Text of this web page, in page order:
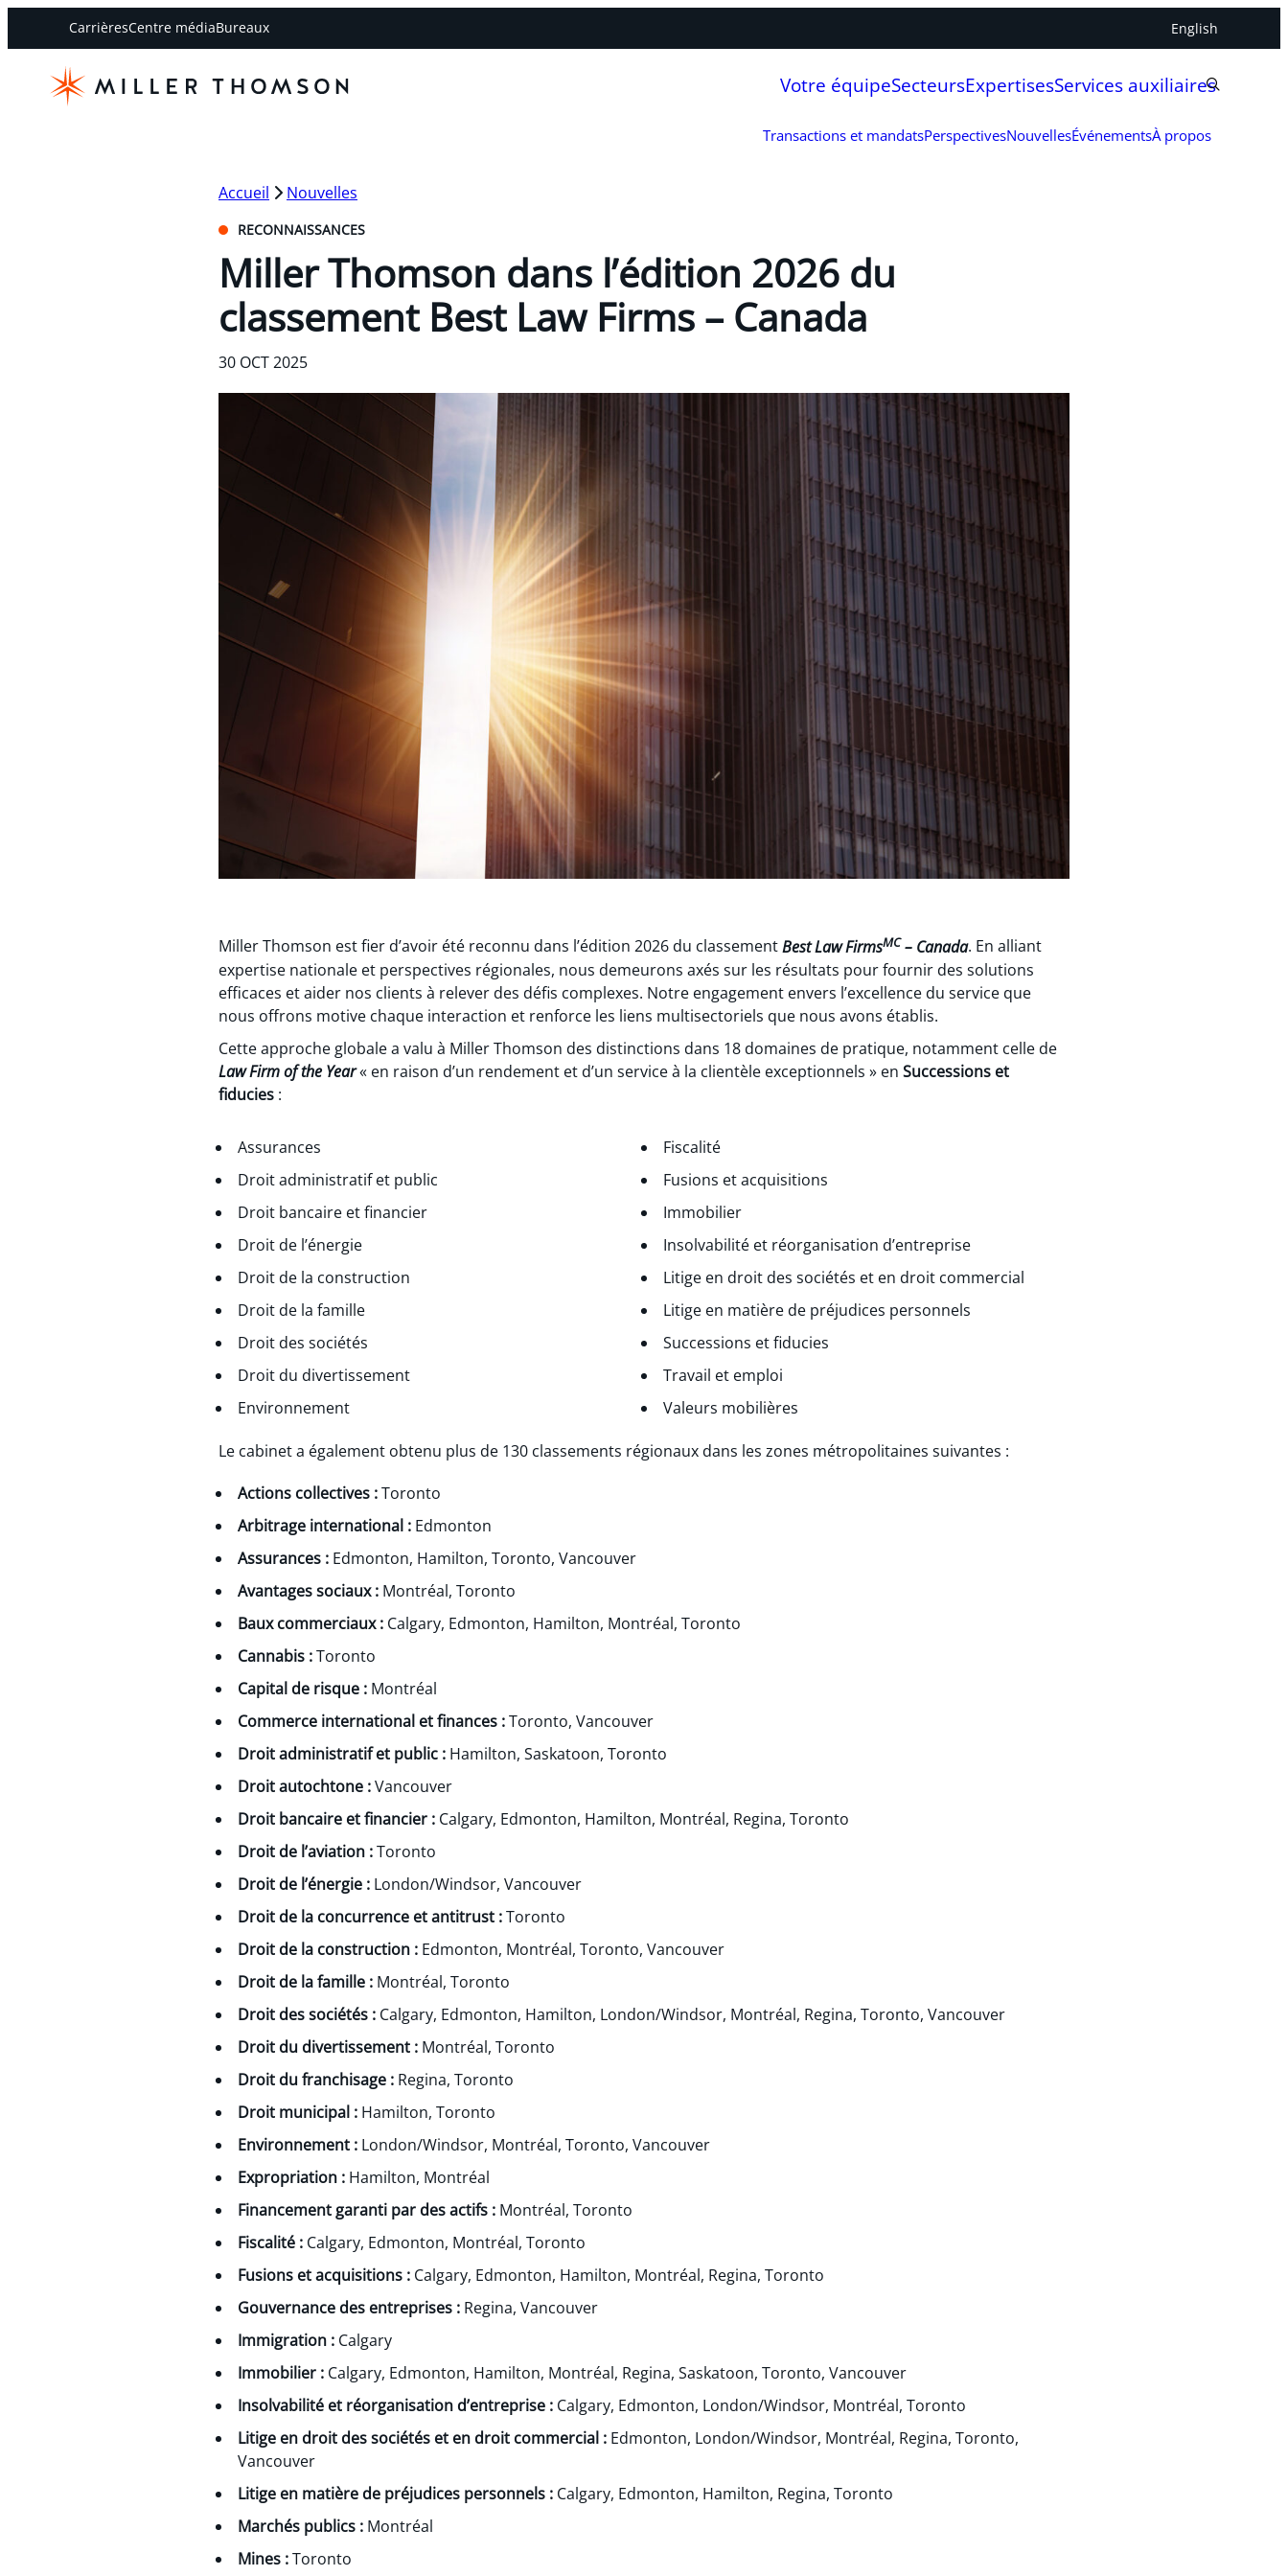
CarrièresCentre médiaBureaux English
Votre équipeSecteursExpertisesServices auxiliaires
Transactions et mandatsPerspectivesNouvellesÉvénementsÀ propos
Accueil Nouvelles
RECONNAISSANCES
Miller Thomson dans l’édition 2026 du
classement Best Law Firms – Canada
30 OCT 2025
Miller Thomson est fier d’avoir été reconnu dans l’édition 2026 du classementBest Law FirmsMC– Canada. En alliant
expertise nationale et perspectives régionales, nous demeurons axés sur les résultats pour fournir des solutions
efficaces et aider nos clients à relever des défis complexes. Notre engagement envers l’excellence du service que
nous offrons motive chaque interaction et renforce les liens multisectoriels que nous avons établis.
Cette approche globale a valu à Miller Thomson des distinctions dans 18 domaines de pratique, notamment celle de
Law Firm of the Year« en raison d’un rendement et d’un service à la clientèle exceptionnels » en Successions et
fiducies :
Assurances
Droit administratif et public
Droit bancaire et financier
Droit de l’énergie
Droit de la construction
Droit de la famille
Droit des sociétés
Droit du divertissement
Environnement
Fiscalité
Fusions et acquisitions
Immobilier
Insolvabilité et réorganisation d’entreprise
Litige en droit des sociétés et en droit commercial
Litige en matière de préjudices personnels
Successions et fiducies
Travail et emploi
Valeurs mobilières
Le cabinet a également obtenu plus de 130 classements régionaux dans les zones métropolitaines suivantes :
Actions collectives :Toronto
Arbitrage international : Edmonton
Assurances : Edmonton, Hamilton, Toronto, Vancouver
Avantages sociaux : Montréal, Toronto
Baux commerciaux : Calgary, Edmonton, Hamilton, Montréal, Toronto
Cannabis :Toronto
Capital de risque : Montréal
Commerce international et finances :Toronto, Vancouver
Droit administratif et public : Hamilton, Saskatoon, Toronto
Droit autochtone :Vancouver
Droit bancaire et financier : Calgary, Edmonton, Hamilton, Montréal, Regina, Toronto
Droit de l’aviation :Toronto
Droit de l’énergie : London/Windsor, Vancouver
Droit de la concurrence et antitrust :Toronto
Droit de la construction : Edmonton, Montréal, Toronto, Vancouver
Droit de la famille : Montréal, Toronto
Droit des sociétés : Calgary, Edmonton, Hamilton, London/Windsor, Montréal, Regina, Toronto, Vancouver
Droit du divertissement : Montréal, Toronto
Droit du franchisage : Regina, Toronto
Droit municipal : Hamilton, Toronto
Environnement : London/Windsor, Montréal, Toronto, Vancouver
Expropriation : Hamilton, Montréal
Financement garanti par des actifs : Montréal, Toronto
Fiscalité : Calgary, Edmonton, Montréal, Toronto
Fusions et acquisitions : Calgary, Edmonton, Hamilton, Montréal, Regina, Toronto
Gouvernance des entreprises : Regina, Vancouver
Immigration : Calgary
Immobilier : Calgary, Edmonton, Hamilton, Montréal, Regina, Saskatoon, Toronto, Vancouver
Insolvabilité et réorganisation d’entreprise : Calgary, Edmonton, London/Windsor, Montréal, Toronto
Litige en droit des sociétés et en droit commercial : Edmonton, London/Windsor, Montréal, Regina, Toronto,
Vancouver
Litige en matière de préjudices personnels : Calgary, Edmonton, Hamilton, Regina, Toronto
Marchés publics : Montréal
Mines :Toronto